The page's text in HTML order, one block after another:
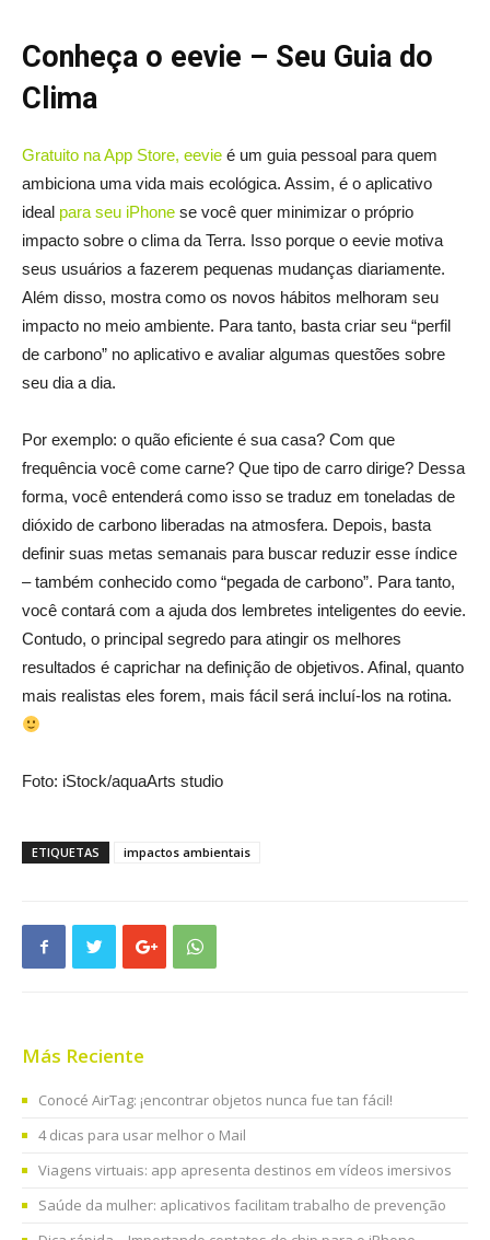
Conheça o eevie – Seu Guia do
Clima
Gratuito na App Store, eevie é um guia pessoal para quem
ambiciona uma vida mais ecológica. Assim, é o aplicativo
ideal para seu iPhone se você quer minimizar o próprio
impacto sobre o clima da Terra. Isso porque o eevie motiva
seus usuários a fazerem pequenas mudanças diariamente.
Além disso, mostra como os novos hábitos melhoram seu
impacto no meio ambiente. Para tanto, basta criar seu “perfil
de carbono” no aplicativo e avaliar algumas questões sobre
seu dia a dia.
Por exemplo: o quão eficiente é sua casa? Com que
frequência você come carne? Que tipo de carro dirige? Dessa
forma, você entenderá como isso se traduz em toneladas de
dióxido de carbono liberadas na atmosfera. Depois, basta
definir suas metas semanais para buscar reduzir esse índice
– também conhecido como “pegada de carbono”. Para tanto,
você contará com a ajuda dos lembretes inteligentes do eevie.
Contudo, o principal segredo para atingir os melhores
resultados é caprichar na definição de objetivos. Afinal, quanto
mais realistas eles forem, mais fácil será incluí-los na rotina.
Foto: iStock/aquaArts studio
ETIQUETAS impactos ambientais
Más Reciente
Conocé AirTag: ¡encontrar objetos nunca fue tan fácil!
4 dicas para usar melhor o Mail
Viagens virtuais: app apresenta destinos em vídeos imersivos
Saúde da mulher: aplicativos facilitam trabalho de prevenção